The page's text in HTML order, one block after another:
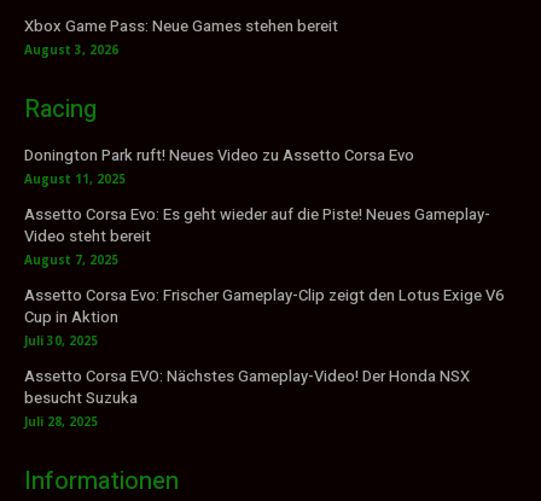
Xbox Game Pass: Neue Games stehen bereit
August 3, 2026
Racing
Donington Park ruft! Neues Video zu Assetto Corsa Evo
August 11, 2025
Assetto Corsa Evo: Es geht wieder auf die Piste! Neues Gameplay-
Video steht bereit
August 7, 2025
Assetto Corsa Evo: Frischer Gameplay-Clip zeigt den Lotus Exige V6
Cup in Aktion
Juli 30, 2025
Assetto Corsa EVO: Nächstes Gameplay-Video! Der Honda NSX
besucht Suzuka
Juli 28, 2025
Informationen